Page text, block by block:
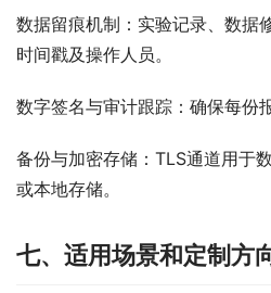
数据留痕机制：实验记录、数据
时间戳及操作人员。
数字签名与审计跟踪：确保每份
备份与加密存储：TLS通道用于
或本地存储。
七、适用场景和定制方